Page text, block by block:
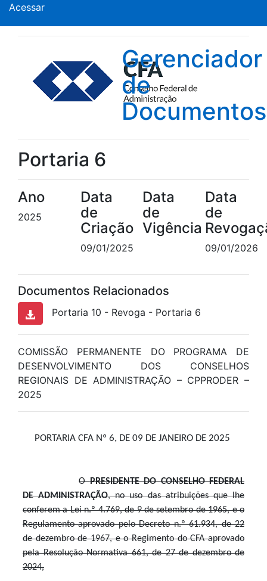
Acessar
Gerenciador
de
Documentos
Portaria 6
Ano
2025
Data
de
Criação
09/01/2025
Data
de
Vigência
Data
de
09/01/2026
Documentos Relacionados
Portaria 10 - Revoga - Portaria 6
COMISSÃO PERMANENTE DO PROGRAMA DE
DESENVOLVIMENTO DOS CONSELHOS
REGIONAIS DE ADMINISTRAÇÃO – CPPRODER –
2025
PORTARIA CFA Nº 6, DE 09 DE JANEIRO DE 2025
OPRESIDENTE DO CONSELHO FEDERAL
DE ADMINISTRAÇÃO, no uso das atribuições que lhe
conferem a Lei n.º 4.769, de 9 de setembro de 1965, e o
Regulamento aprovado pelo Decreto n.º 61.934, de 22
de dezembro de 1967, e o Regimento do CFA aprovado
pela Resolução Normativa 661, de 27 de dezembro de
2024,